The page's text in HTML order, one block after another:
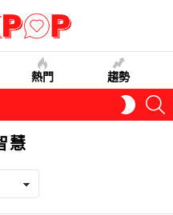
熱門 趨勢
SKIN
慧